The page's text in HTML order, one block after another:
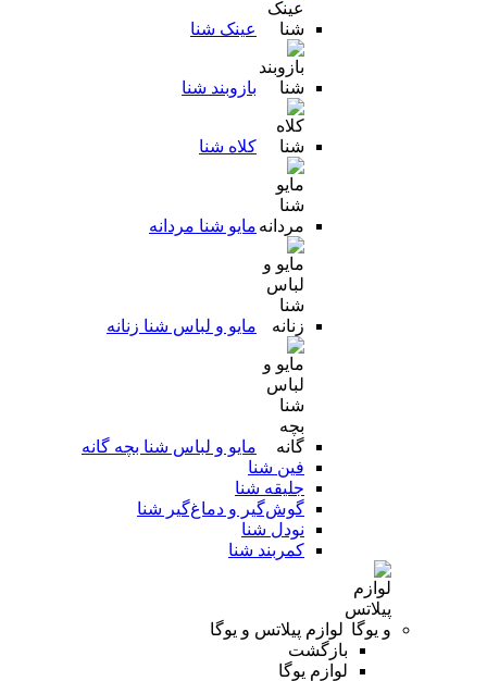
عینک شنا
بازوبند شنا
کلاه شنا
مایو شنا مردانه
مایو و لباس شنا زنانه
مایو و لباس شنا بچه گانه
فین شنا
جلیقه شنا
گوش‌گیر و دماغ‌گیر شنا
نودل شنا
کمربند شنا
لوازم پیلاتس و یوگا
بازگشت
لوازم یوگا